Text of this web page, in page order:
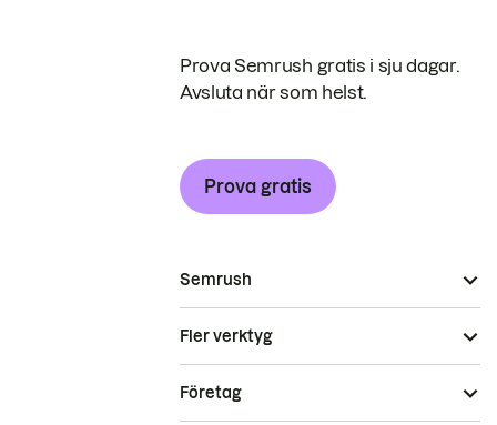
Prova Semrush gratis i sju dagar.
Avsluta när som helst.
Prova gratis
Semrush
Fler verktyg
Företag